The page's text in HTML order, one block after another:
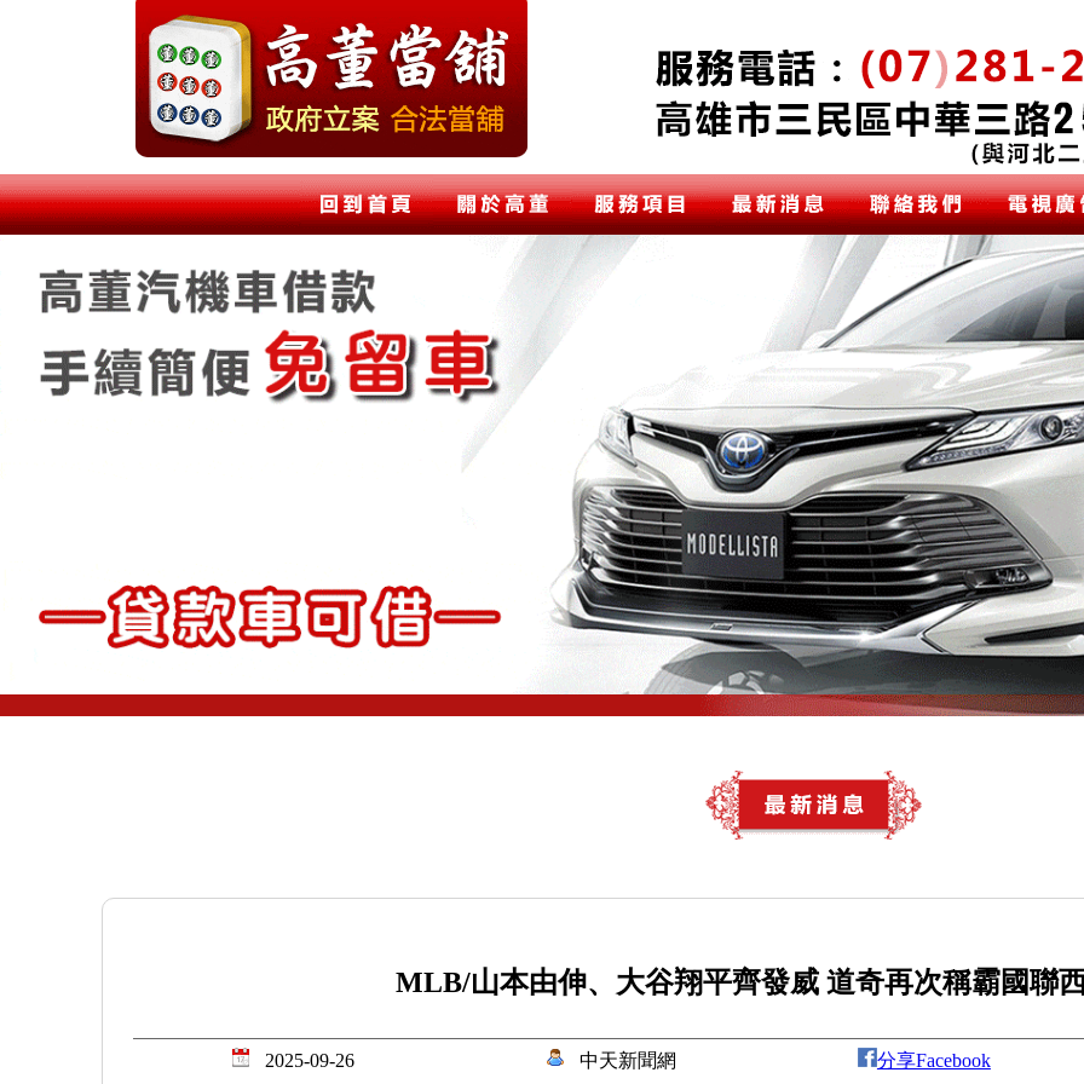
MLB/山本由伸、大谷翔平齊發威 道奇再次稱霸國聯
2025-09-26 中天新聞網 分享Facebook